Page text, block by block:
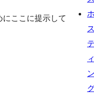
ここに提示して